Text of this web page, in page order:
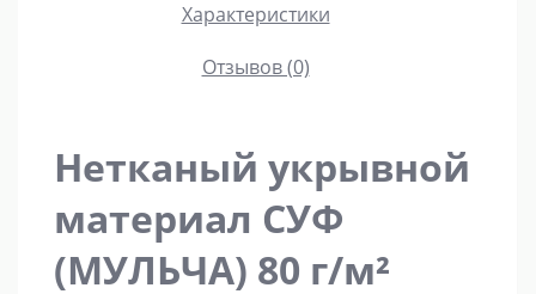
Характеристики
Отзывов (0)
Нетканый укрывной
материал СУФ
(МУЛЬЧА) 80 г/м²